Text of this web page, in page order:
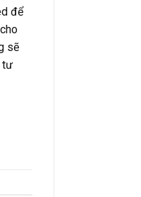
để
sẽ
tư